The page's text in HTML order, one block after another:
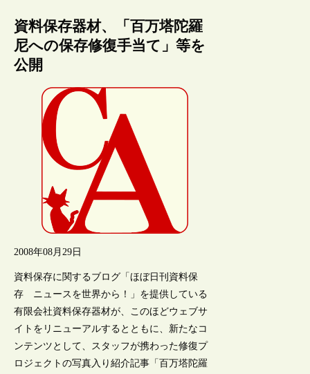
資料保存器材、「百万塔陀羅
尼への保存修復手当て」等を
公開
2008年08月29日
資料保存に関するブログ「ほぼ日刊資料保
存 ニュースを世界から！」を提供している
有限会社資料保存器材が、このほどウェブサ
イトをリニューアルするとともに、新たなコ
ンテンツとして、スタッフが携わった修復プ
ロジェクトの写真入り紹介記事「百万塔陀羅